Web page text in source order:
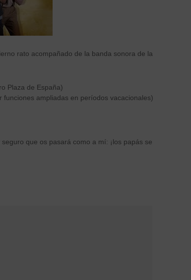
rato acompañado de la banda sonora de la
Plaza de España)
ampliadas en períodos vacacionales)
que os pasará como a mí: ¡los papás se